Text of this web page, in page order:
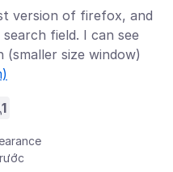
version of firefox, and
field. I can see
size window)
1